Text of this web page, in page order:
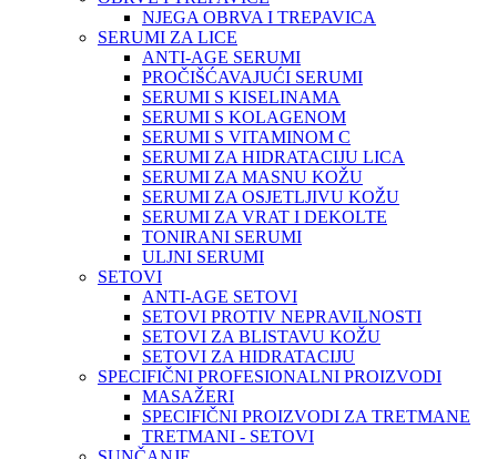
NJEGA OBRVA I TREPAVICA
SERUMI ZA LICE
ANTI-AGE SERUMI
PROČIŠĆAVAJUĆI SERUMI
SERUMI S KISELINAMA
SERUMI S KOLAGENOM
SERUMI S VITAMINOM C
SERUMI ZA HIDRATACIJU LICA
SERUMI ZA MASNU KOŽU
SERUMI ZA OSJETLJIVU KOŽU
SERUMI ZA VRAT I DEKOLTE
TONIRANI SERUMI
ULJNI SERUMI
SETOVI
ANTI-AGE SETOVI
SETOVI PROTIV NEPRAVILNOSTI
SETOVI ZA BLISTAVU KOŽU
SETOVI ZA HIDRATACIJU
SPECIFIČNI PROFESIONALNI PROIZVODI
MASAŽERI
SPECIFIČNI PROIZVODI ZA TRETMANE
TRETMANI - SETOVI